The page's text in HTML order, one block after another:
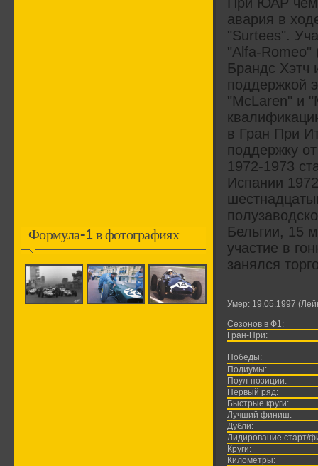
Формула-1 в фотографиях
авария в
"Surtees".
"Alfa-Romeo"
Брандс Хэтч
поддержкой
"McLaren" и
в Гран При
поддержку
1972-1973
Испании
Бельгии, 15
участие в
занялся
Умер: 19.05.1997
Сезонов в Ф1:
Гран-При:
Победы:
Подиумы:
Поул-позиции:
Первый ряд:
Быстрые круги:
Лучший финиш:
Дубли:
Лидирование старт/
Круги:
Километры: